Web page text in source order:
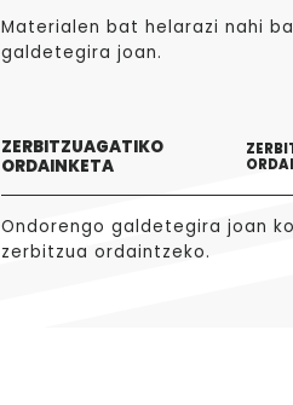
Materialen bat helarazi nahi
galdetegira joan.
ZERBITZUAGATIKO
ORDAINKETA
Ondorengo galdetegira joan
zerbitzua ordaintzeko.